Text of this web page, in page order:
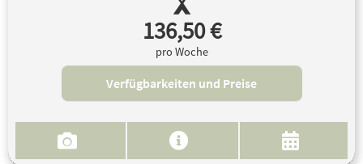
136,50 €
pro Woche
Verfügbarkeiten und Preise